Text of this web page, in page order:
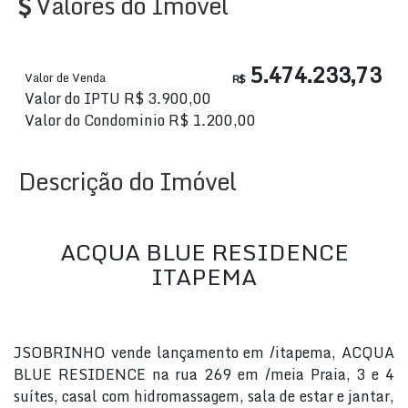
R$5.474.233,73
Valor de Venda
Valor do IPTU R$3.900,00
Valor do CondominioR$ 1.200,00
Descrição do Imóvel
ACQUA BLUE RESIDENCE
ITAPEMA
JSOBRINHO vende lançamento em /itapema, ACQUA
BLUE RESIDENCE na rua 269 em /meia Praia, 3 e 4
suítes, casal com hidromassagem, sala de estar e jantar,